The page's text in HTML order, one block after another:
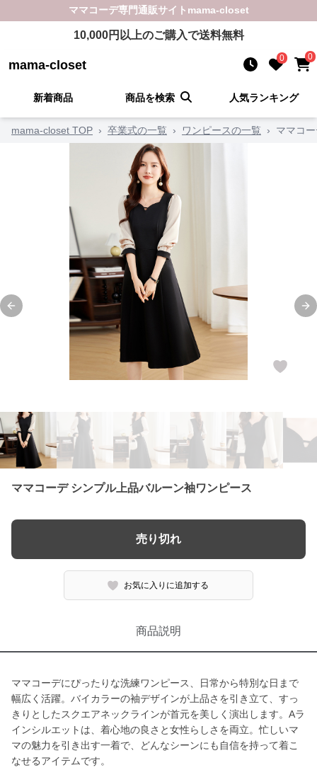
ママコーデ専門通販サイト mama-closet
10,000円以上のご購入で送料無料
mama-closet 0 0
新着商品 商品を検索 人気ランキング
mama-closet TOP › 卒業式の一覧 › ワンピースの一覧 › ママコ
Previous slide
ママコーデ シンプル上品バルーン袖ワンピース
売り切れ
お気に入りに追加する
商品説明
ママコーデにぴったりな洗練ワンピース、日常から特別な日まで
幅広く活躍。バイカラーの袖デザインが上品さを引き立て、すっ
きりとしたスクエアネックラインが首元を美しく演出します。Aラ
インシルエットは、着心地の良さと女性らしさを両立。忙しいマ
マの魅力を引き出す一着で、どんなシーンにも自信を持って着こ
なせるアイテムです。